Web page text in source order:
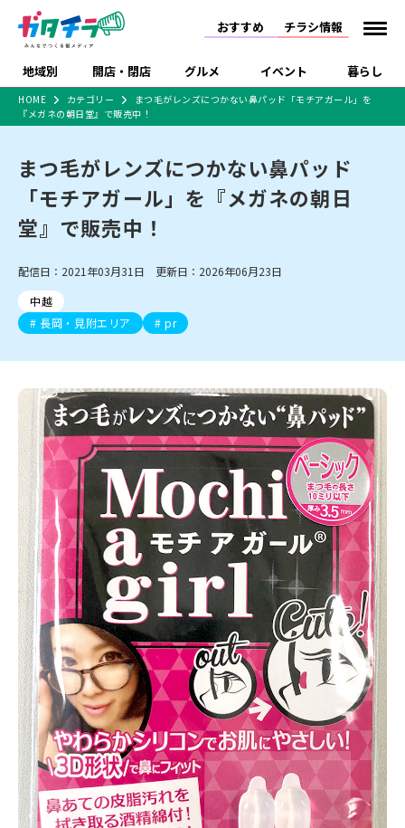
おすすめ チラシ情報
地域別 開店・閉店 グルメ イベント 暮らし
新潟市 下越
中越
佐渡
新潟市中央区 新潟市東区 新潟市西区
新潟市北区
新潟市南区
新潟市江南区 新潟市秋葉区
新潟市西蒲区
村上・関川
新発田・聖籠
胎内・粟島
三条・加茂・田上
五泉・阿賀野・阿賀
燕・弥彦
長岡・見附
小千谷・十日町・津南
魚沼・南魚沼・湯沢
柏崎・刈羽・出雲崎
上越・妙高・糸魚川
開店 閉店
リニューアル・移転
新潟市・開店
新潟市・閉店
長岡市・開店
長岡市・閉店
ラーメン・開店
ラーメン・閉店
ラーメン 現地レポート
和食
スイーツ
ご当地グルメ 食べ歩き テイクアウト
季節・期間限定
カフェ
居酒屋・バー 焼肉
パスタ
パン・ベーカリー
タレカツ・豚カツ
デカ盛り・大盛り
旨辛・激辛
海鮮・鮨
そば・うどん
日本酒・新潟清酒
ワイン・クラフトビール
ケーキ・パフェ
ビアガーデン・暑気払い
忘新年会・歓送迎会
体験・販売 祭り・伝統行事
趣味・展示会
スポーツ
セミナー・講演会 子ども向け 花火大会
入場無料
住宅展示場
完成見学会 学生スポーツ アルビレックス
施設・ショップ
住宅メーカー・工務
店
食品メーカー・県産
習い事・塾 アパレル・雑貨
観光スポット
温泉・入浴
リラクゼーション・整体
スキー場
リユース・買取
病院・クリニック
イオンモール
ラブラ万代・ラブラ2
ビルボードプレイスBP
新潟伊勢丹
ピア万代
リバーサイド千秋
パティオPATIO
特売セール インタビュー
特集・まとめ記事
セツコママ ランキング 新潟人
キャンペーン
開店まとめ
ラーメンまとめ
飲食店まとめ
食品スーパー・コンビ
ショッピングモール・
大型施設
ドラッグストア・ホーム
センター
ファッション 生活サービス
冠婚葬祭
習い事・塾 通販・EC イベント
求人
官公庁・自治体
新潟市 チラシ
長岡・見附 チラシ
上越・妙高・糸魚川 チラシ
注目 チラシ
週末セール
火曜セール
オープン・リニューアルセール
周年祭・感謝祭セール
年末・初売りセール
HOME カテゴリー
まつ毛がレンズにつかない鼻パッド「モチアガール」を
『メガネの朝日堂』で販売中！
まつ毛がレンズにつかない鼻パッド
「モチアガール」を『メガネの朝日
堂』で販売中！
配信日：2021年03月31日 更新日：2026年06月23日
中越
長岡・見附エリア
pr